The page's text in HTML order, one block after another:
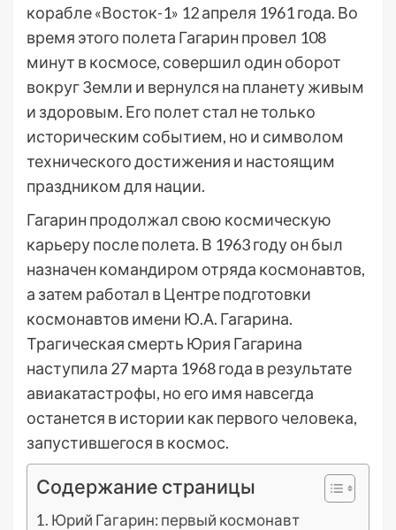
корабле «Восток-1» 12 апреля 1961 года. Во
время этого полета Гагарин провел 108
минут в космосе, совершил один оборот
вокруг Земли и вернулся на планету живым
и здоровым. Его полет стал не только
историческим событием, но и символом
технического достижения и настоящим
праздником для нации.
Гагарин продолжал свою космическую
карьеру после полета. В 1963 году он был
назначен командиром отряда космонавтов,
а затем работал в Центре подготовки
космонавтов имени Ю.А. Гагарина.
Трагическая смерть Юрия Гагарина
наступила 27 марта 1968 года в результате
авиакатастрофы, но его имя навсегда
останется в истории как первого человека,
запустившегося в космос.
Содержание страницы
Юрий Гагарин: первый космонавт